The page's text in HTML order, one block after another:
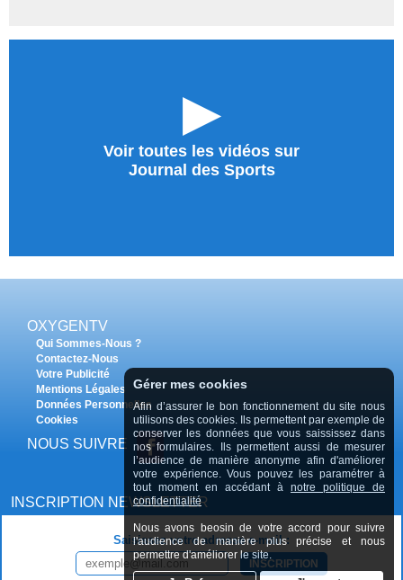
►
Voir toutes les vidéos sur
Journal des Sports
OXYGENTV
Qui Sommes-Nous ?
Contactez-Nous
Votre Publicité
Mentions Légales
Données Personnelles
Cookies
NOUS SUIVRE
INSCRIPTION NEWSLETTER
Saisissez votre adresse e-mail :
INSCRIPTION
Gérer mes cookies
Afin d’assurer le bon fonctionnement du site nous
utilisons des cookies. Ils permettent par exemple de
conserver les données que vous saississez dans
nos formulaires. Ils permettent aussi de mesurer
l’audience de manière anonyme afin d'améliorer
votre expérience. Vous pouvez les paramétrer à
tout moment en accédant à notre politique de
confidentialité
Nous avons beosin de votre accord pour suivre
l'audience de manière plus précise et nous
permettre d'améliorer le site.